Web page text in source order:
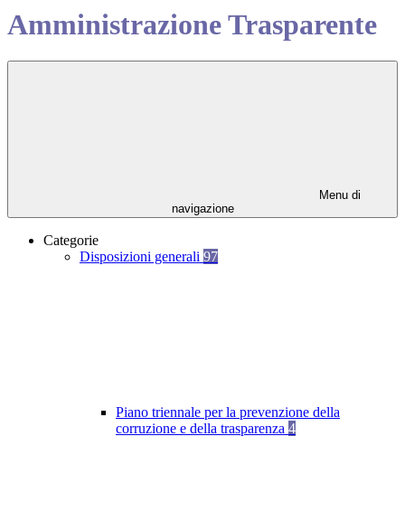
Amministrazione Trasparente
Menu di
navigazione
Categorie
Disposizioni generali 97
Piano triennale per la prevenzione della
corruzione e della trasparenza 4